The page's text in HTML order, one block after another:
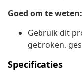
Goed om te weten:
Gebruik dit
gebroken,
Specificaties